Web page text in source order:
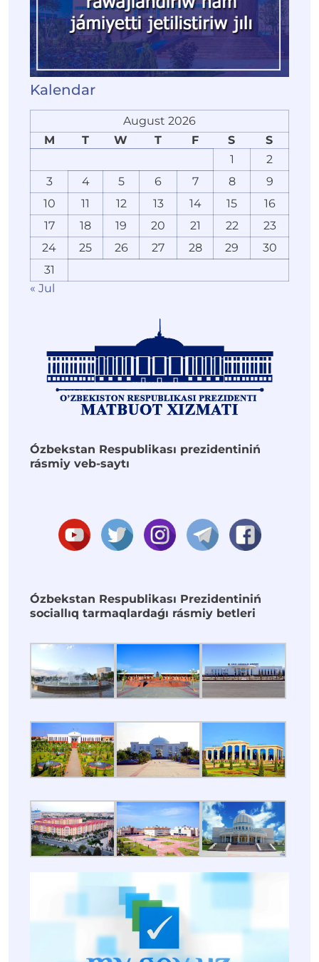
Kalendar
August 2026
M
T W T F S
S
1
2
3
4 5 6 7 8
9
10
11 12 13 14 15
16
17
18 19 20 21 22
23
24
25 26 27 28 29
30
31
« Jul
Ózbekstan Respublikası prezidentiniń
rásmiy veb-saytı
Ózbekstan Respublikası Prezidentiniń
sociallıq tarmaqlardaǵı rásmiy betleri